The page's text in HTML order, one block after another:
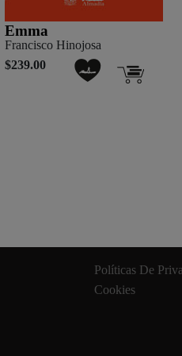
Emma
Francisco Hinojosa
$239.00
Políticas De
Cookies